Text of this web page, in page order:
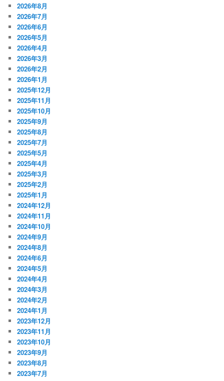
2026年8月
2026年7月
2026年6月
2026年5月
2026年4月
2026年3月
2026年2月
2026年1月
2025年12月
2025年11月
2025年10月
2025年9月
2025年8月
2025年7月
2025年5月
2025年4月
2025年3月
2025年2月
2025年1月
2024年12月
2024年11月
2024年10月
2024年9月
2024年8月
2024年6月
2024年5月
2024年4月
2024年3月
2024年2月
2024年1月
2023年12月
2023年11月
2023年10月
2023年9月
2023年8月
2023年7月